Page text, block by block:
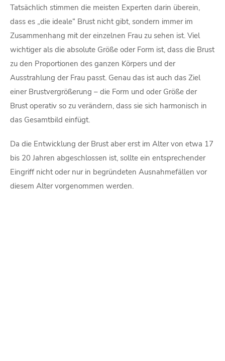
Tatsächlich stimmen die meisten Experten darin überein,
dass es „die ideale“ Brust nicht gibt, sondern immer im
Zusammenhang mit der einzelnen Frau zu sehen ist. Viel
wichtiger als die absolute Größe oder Form ist, dass die Brust
zu den Proportionen des ganzen Körpers und der
Ausstrahlung der Frau passt. Genau das ist auch das Ziel
einer Brustvergrößerung – die Form und oder Größe der
Brust operativ so zu verändern, dass sie sich harmonisch in
das Gesamtbild einfügt.
Da die Entwicklung der Brust aber erst im Alter von etwa 17
bis 20 Jahren abgeschlossen ist, sollte ein entsprechender
Eingriff nicht oder nur in begründeten Ausnahmefällen vor
diesem Alter vorgenommen werden.